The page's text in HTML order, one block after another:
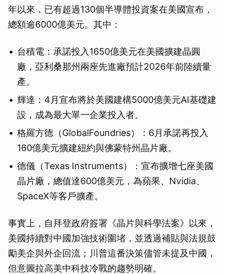
年以來，已有超過130個半導體投資案在美國宣布，
總額逾6000億美元。其中：
台積電：承諾投入1650億美元在美國擴建晶圓
廠，亞利桑那州兩座先進廠預計2026年前陸續量
產。
輝達：4月宣布將於美國建構5000億美元AI基礎建
設，成為最大單一企業投入者。
格羅方德（GlobalFoundries）：6月承諾再投入
160億美元擴建紐約與佛蒙特州晶片廠。
德儀（Texas Instruments）：宣布擴增七座美國
晶片廠，總值達600億美元，為蘋果、Nvidia、
SpaceX等客戶擴產。
事實上，自拜登政府簽署《晶片與科學法案》以來，
美國持續對中國加強技術圍堵，並透過補貼與法規鼓
勵美企與外企回流；川普這番決策儘管未提及中國，
但意圖拉高美中科技冷戰的趨勢明確。